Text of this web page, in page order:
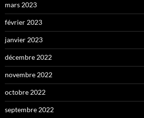
mars 2023
février 2023
janvier 2023
décembre 2022
novembre 2022
octobre 2022
septembre 2022